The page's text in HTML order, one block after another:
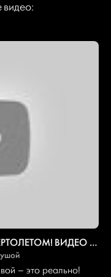
видео:
НЕОБЫЧНАЯ СВАДЬБА С ВЕРТОЛЕТОМ! ВИДЕО СВАДЬБЫ ОТ АБЕТЕЛЬ
– это реально!